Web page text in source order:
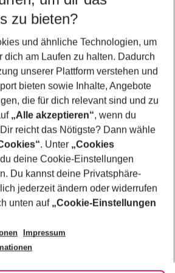
5-8 Nächte
Kinder
Filter anzeigen
ändern
zu bieten?
und ähnliche Technologien, um
dich am Laufen zu halten. Dadurch
unserer Plattform verstehen und
bieten sowie Inhalte, Angebote
die für dich relevant sind und zu
„Alle akzeptieren“, wenn du
reicht das Nötigste? Dann wähle
. Unter „Cookies
deine Cookie-Einstellungen
Du kannst deine Privatsphäre-
jederzeit ändern oder widerrufen
unten auf „Cookie-Einstellungen
Impressum